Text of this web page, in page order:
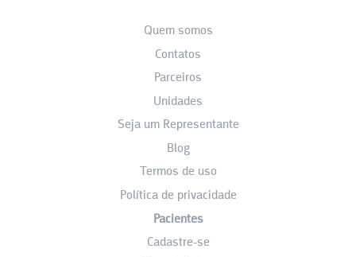
Quem somos
Contatos
Parceiros
Unidades
Seja um Representante
Blog
Termos de uso
Política de privacidade
Pacientes
Cadastre-se